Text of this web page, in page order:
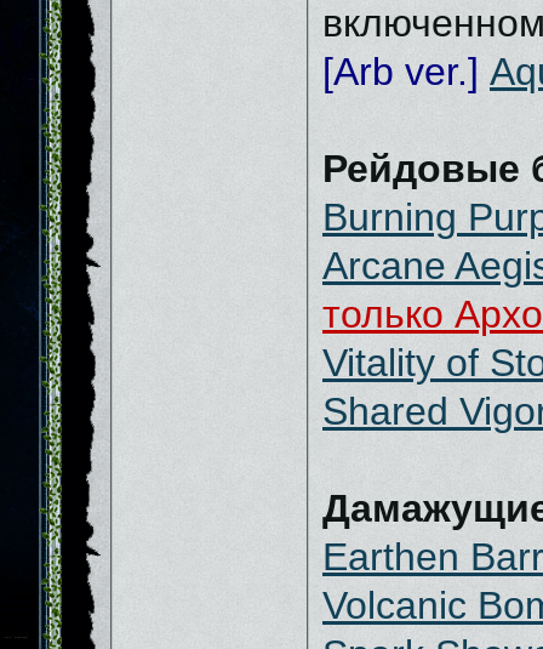
[Arb ver.]
Burning
Arcane
только
Vitality of
Shared
Earthen
Volcanic